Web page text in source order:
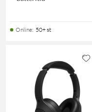
Online: 50+ st